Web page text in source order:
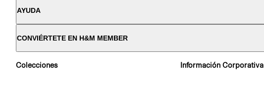
AYUDA
CONVIÉRTETE EN H&M MEMBER
Colecciones Información Corporativa